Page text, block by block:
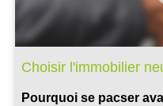
Choisir l'immobilier
Pourquoi se pacser